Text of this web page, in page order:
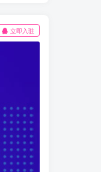
立即入驻